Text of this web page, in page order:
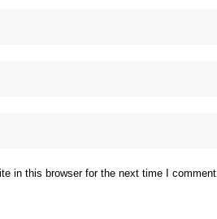
in this browser for the next time I comment.